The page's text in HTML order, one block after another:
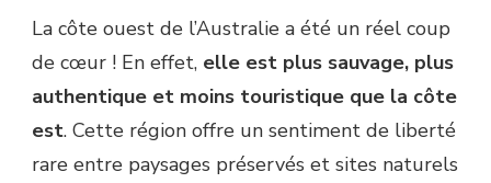
La côte ouest de l’Australie a été un réel coup
de cœur ! En effet, elle est plus sauvage, plus
authentique et moins touristique que la côte
est. Cette région offre un sentiment de liberté
rare entre paysages préservés et sites naturels